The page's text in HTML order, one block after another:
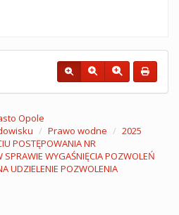
Opole
Prawo wodne
2025
POSTĘPOWANIA NR
WYGAŚNIĘCIA POZWOLEŃ
UDZIELENIE POZWOLENIA